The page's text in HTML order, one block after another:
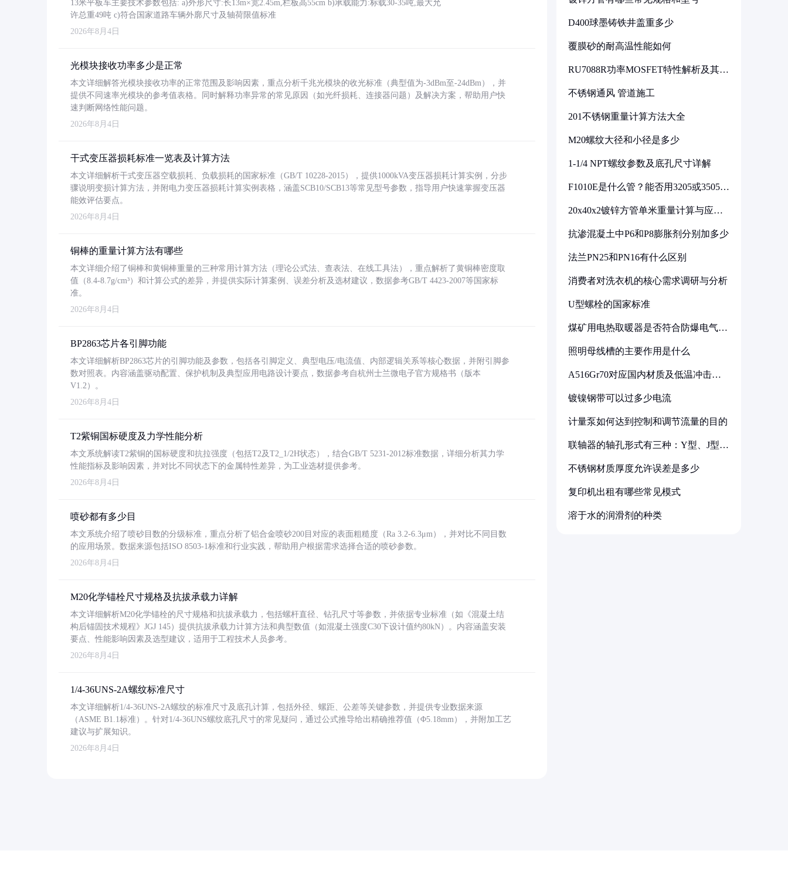
13米平板车主要技术参数包括: a)外形尺寸:长13m×宽2.45m,栏板高55cm b)承载能力:标载30-35吨,最大允
许总重49吨 c)符合国家道路车辆外廓尺寸及轴荷限值标准
2026年8月4日
光模块接收功率多少是正常
本文详细解答光模块接收功率的正常范围及影响因素，重点分析千兆光模块的收光标准（典型值为-3dBm至-24dBm），并
提供不同速率光模块的参考值表格。同时解释功率异常的常见原因（如光纤损耗、连接器问题）及解决方案，帮助用户快
速判断网络性能问题。
2026年8月4日
干式变压器损耗标准一览表及计算方法
本文详细解析干式变压器空载损耗、负载损耗的国家标准（GB/T 10228-2015），提供1000kVA变压器损耗计算实例，分步
骤说明变损计算方法，并附电力变压器损耗计算实例表格，涵盖SCB10/SCB13等常见型号参数，指导用户快速掌握变压器
能效评估要点。
2026年8月4日
铜棒的重量计算方法有哪些
本文详细介绍了铜棒和黄铜棒重量的三种常用计算方法（理论公式法、查表法、在线工具法），重点解析了黄铜棒密度取
值（8.4-8.7g/cm³）和计算公式的差异，并提供实际计算案例、误差分析及选材建议，数据参考GB/T 4423-2007等国家标
准。
2026年8月4日
BP2863芯片各引脚功能
本文详细解析BP2863芯片的引脚功能及参数，包括各引脚定义、典型电压/电流值、内部逻辑关系等核心数据，并附引脚参
数对照表。内容涵盖驱动配置、保护机制及典型应用电路设计要点，数据参考自杭州士兰微电子官方规格书（版本
V1.2）。
2026年8月4日
T2紫铜国标硬度及力学性能分析
本文系统解读T2紫铜的国标硬度和抗拉强度（包括T2及T2_1/2H状态），结合GB/T 5231-2012标准数据，详细分析其力学
性能指标及影响因素，并对比不同状态下的金属特性差异，为工业选材提供参考。
2026年8月4日
喷砂都有多少目
本文系统介绍了喷砂目数的分级标准，重点分析了铝合金喷砂200目对应的表面粗糙度（Ra 3.2-6.3μm），并对比不同目数
的应用场景。数据来源包括ISO 8503-1标准和行业实践，帮助用户根据需求选择合适的喷砂参数。
2026年8月4日
M20化学锚栓尺寸规格及抗拔承载力详解
本文详细解析M20化学锚栓的尺寸规格和抗拔承载力，包括螺杆直径、钻孔尺寸等参数，并依据专业标准（如《混凝土结
构后锚固技术规程》JGJ 145）提供抗拔承载力计算方法和典型数值（如混凝土强度C30下设计值约80kN）。内容涵盖安装
要点、性能影响因素及选型建议，适用于工程技术人员参考。
2026年8月4日
1/4-36UNS-2A螺纹标准尺寸
本文详细解析1/4-36UNS-2A螺纹的标准尺寸及底孔计算，包括外径、螺距、公差等关键参数，并提供专业数据来源
（ASME B1.1标准）。针对1/4-36UNS螺纹底孔尺寸的常见疑问，通过公式推导给出精确推荐值（Φ5.18mm），并附加工艺
建议与扩展知识。
2026年8月4日
D400球墨铸铁井盖重多少
覆膜砂的耐高温性能如何
RU7088R功率MOSFET特性解析及其在
不锈钢通风 管道施工
201不锈钢重量计算方法大全
M20螺纹大径和小径是多少
1-1/4 NPT螺纹参数及底孔尺寸详解
F1010E是什么管？能否用3205或3505代
20x40x2镀锌方管单米重量计算与应用
抗渗混凝土中P6和P8膨胀剂分别加多少
法兰PN25和PN16有什么区别
消费者对洗衣机的核心需求调研与分析
U型螺栓的国家标准
煤矿用电热取暖器是否符合防爆电气设
照明母线槽的主要作用是什么
A516Gr70对应国内材质及低温冲击要
镀镍钢带可以过多少电流
计量泵如何达到控制和调节流量的目的
联轴器的轴孔形式有三种：Y型、J型、
不锈钢材质厚度允许误差是多少
复印机出租有哪些常见模式
溶于水的润滑剂的种类